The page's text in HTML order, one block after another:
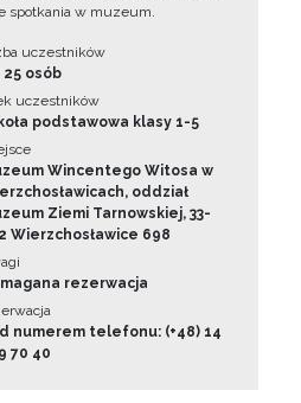
spotkania w muzeum.
uczestników
25 osób
uczestników
podstawowa klasy 1-5
Wincentego Witosa w
oddział
Ziemi Tarnowskiej, 33-
Wierzchosławice 698
rezerwacja
numerem telefonu: (+48) 14
70 40